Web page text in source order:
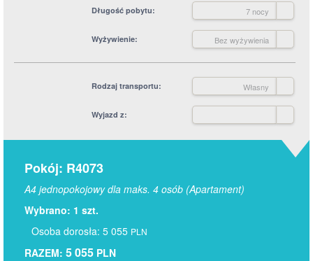
Długość pobytu 7 nocy
Wyżywienie Bez wyżywienia
Rodzaj transportu Własny
Wyjazd z
Pokój: R4073
A4 jednopokojowy dla maks. 4 osób (Apartament)
Wybrano: 1 szt.
Osoba dorosła: 5 055 PLN
RAZEM: 5 055 PLN